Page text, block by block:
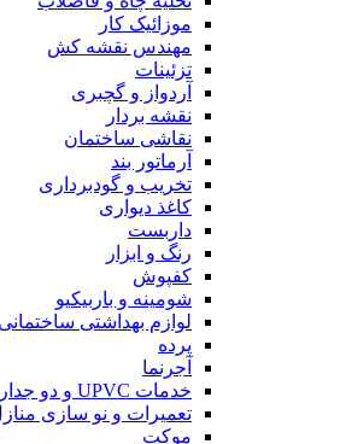
موزائیک کار
مهندس نقشه کش
تزئینات
آردواز و گچبری
نقشه بردار
نقاشی ساختمان
آرماتور بند
تخریب و گودبرداری
کاغذ دیواری
داربست
رنگ و ابزار
کفپوش
شومینه و باربیکیو
لوازم بهداشتی ساختمانی
پرده
آجرنما
خدمات UPVC و دو جداره
تعمیرات و نو سازی
موکت